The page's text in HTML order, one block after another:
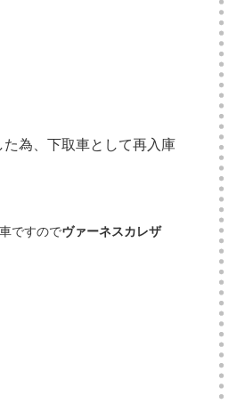
為、下取車として再入庫
ですのでヴァーネスカレザ